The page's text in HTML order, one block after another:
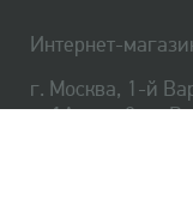
Интернет-
г. Москва, 1-й
д. 1А, стр. 3, м.